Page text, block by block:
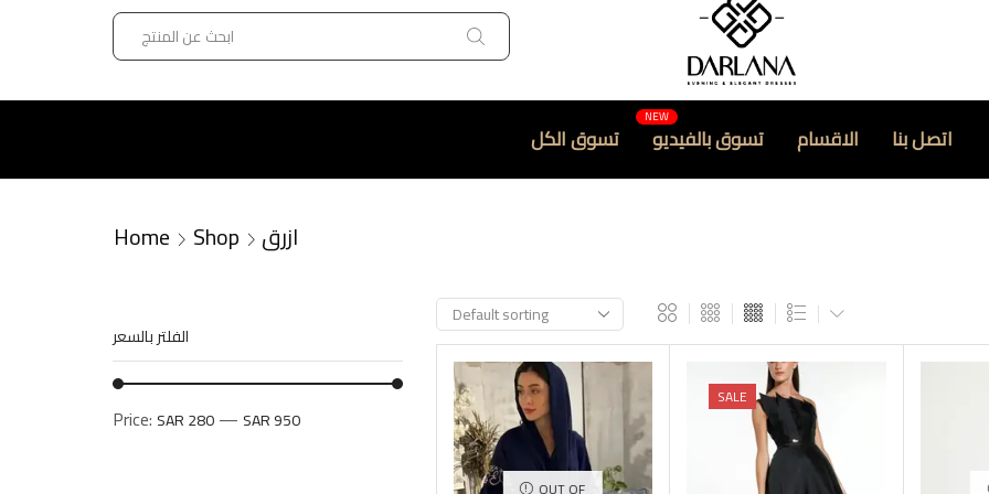
تسوق الكل تسوق بالفيديو الاقسام اتصل بنا
Home Shop ازرق
SALE
الفلتر بالسعر
Price: SAR 280— SAR 950